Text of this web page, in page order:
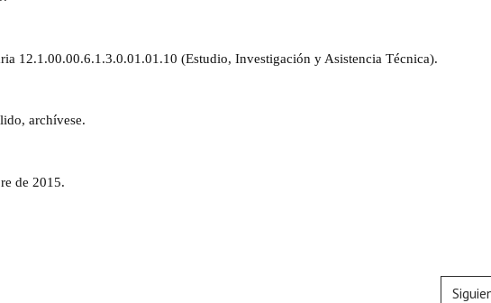
12.1.00.00.6.1.3.0.01.01.10 (Estudio, Investigación y Asistencia Técnica).
archívese.
de 2015.